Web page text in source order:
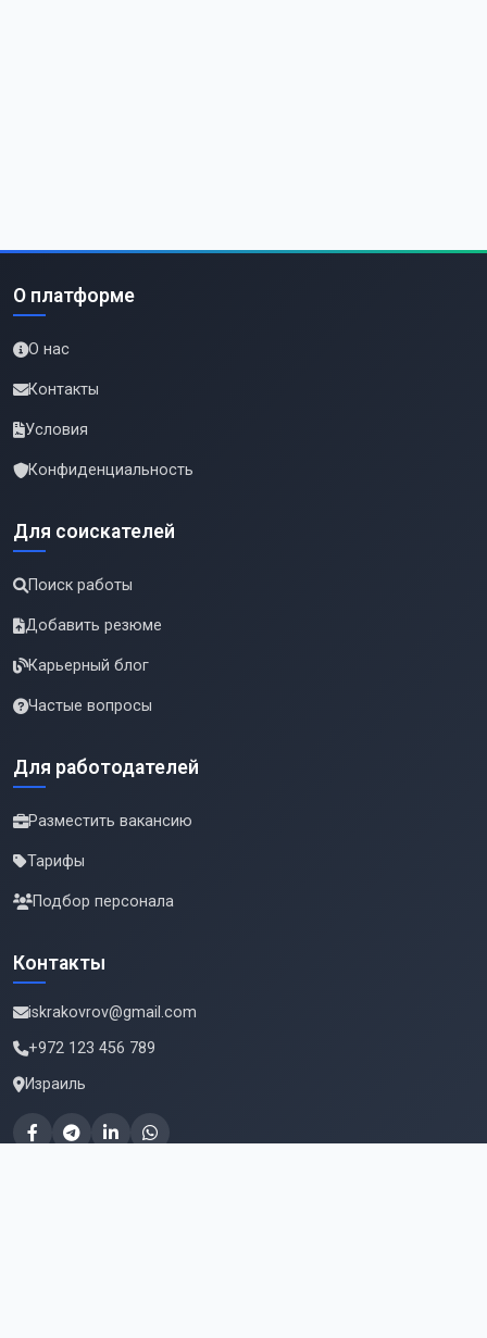
О платформе
О нас
Контакты
Условия
Конфиденциальность
Для соискателей
Поиск работы
Добавить резюме
Карьерный блог
Частые вопросы
Для работодателей
Разместить вакансию
Тарифы
Подбор персонала
Контакты
iskrakovrov@gmail.com
+972 123 456 789
Израиль